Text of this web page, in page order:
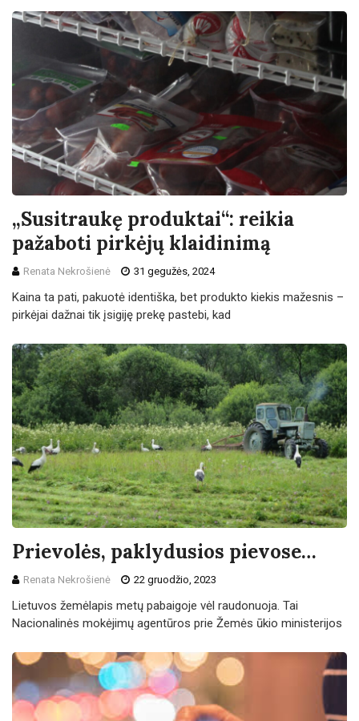
„Susitraukę produktai“: reikia
pažaboti pirkėjų klaidinimą
Renata Nekrošienė 31 gegužės, 2024
Kaina ta pati, pakuotė identiška, bet produkto kiekis mažesnis –
pirkėjai dažnai tik įsigiję prekę pastebi, kad
Prievolės, paklydusios pievose…
Renata Nekrošienė 22 gruodžio, 2023
Lietuvos žemėlapis metų pabaigoje vėl raudonuoja. Tai
Nacionalinės mokėjimų agentūros prie Žemės ūkio ministerijos